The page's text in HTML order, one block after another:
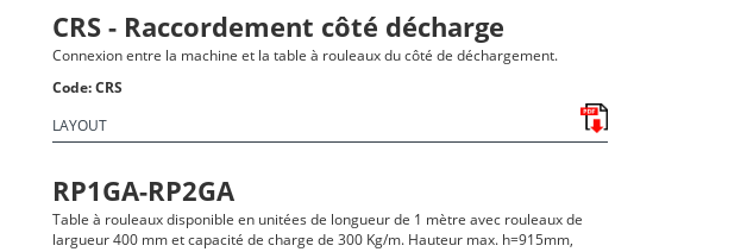
CRS - Raccordement côté décharge
Connexion entre la machine et la table à rouleaux du côté de déchargement.
Code:CRS
LAYOUT
RP1GA-RP2GA
Table à rouleaux disponible en unitées de longueur de 1 mètre avec rouleaux de
largueur 400 mm et capacité de charge de 300 Kg/m. Hauteur max. h=915mm,